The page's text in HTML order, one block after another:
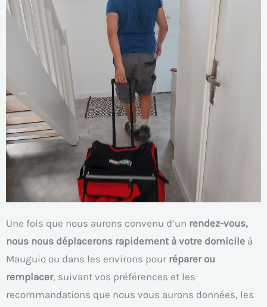
Une fois que nous aurons convenu d’un rendez-vous,
nous nous déplacerons rapidement à votre domicile à
Mauguio ou dans les environs pour réparer ou
remplacer, suivant vos préférences et les
recommandations que nous vous aurons données, les